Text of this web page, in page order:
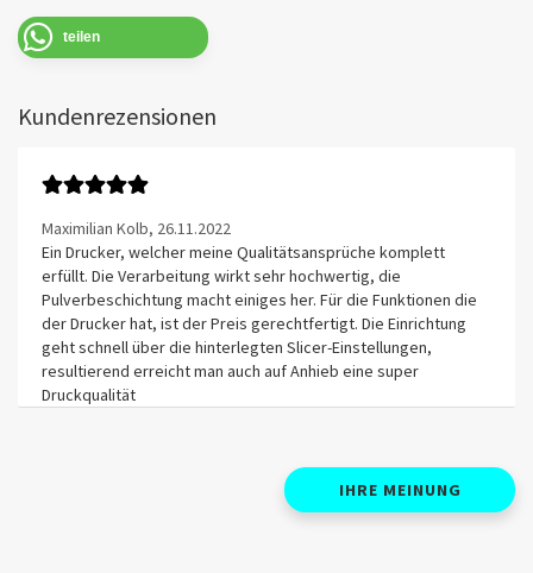
teilen
Kundenrezensionen
Maximilian Kolb, 26.11.2022
Ein Drucker, welcher meine Qualitätsansprüche komplett
erfüllt. Die Verarbeitung wirkt sehr hochwertig, die
Pulverbeschichtung macht einiges her. Für die Funktionen die
der Drucker hat, ist der Preis gerechtfertigt. Die Einrichtung
geht schnell über die hinterlegten Slicer-Einstellungen,
resultierend erreicht man auch auf Anhieb eine super
Druckqualität
IHRE MEINUNG